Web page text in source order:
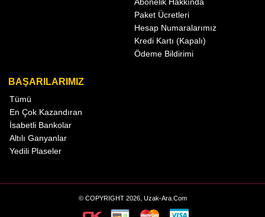
Paket Ücretleri
Hesap Numaralarımız
Kredi Kartı (Kapalı)
Ödeme Bildirimi
BAŞARILARIMIZ
Tümü
En Çok Kazandıran
İsabetli Bankolar
Altılı Ganyanlar
Yedili Plaseler
© COPYRIGHT 2026, Uzak-Ara.Com